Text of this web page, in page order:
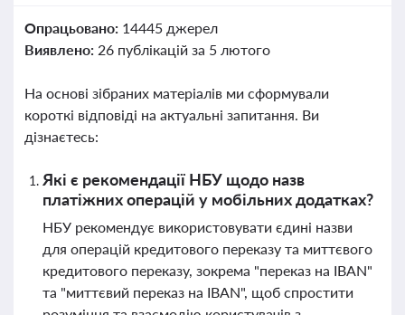
Опрацьовано: 14445 джерел
Виявлено: 26 публікацій за 5 лютого
На основі зібраних матеріалів ми сформували
короткі відповіді на актуальні запитання. Ви
дізнаєтесь:
Які є рекомендації НБУ щодо назв
платіжних операцій у мобільних додатках?
НБУ рекомендує використовувати єдині назви
для операцій кредитового переказу та миттєвого
кредитового переказу, зокрема "переказ на IBAN"
та "миттєвий переказ на IBAN", щоб спростити